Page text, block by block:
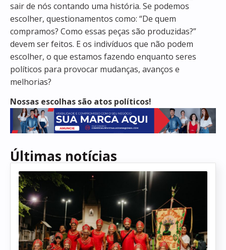
sair de nós contando uma história. Se podemos
escolher, questionamentos como: “De quem
compramos? Como essas peças são produzidas?”
devem ser feitos. E os indivíduos que não podem
escolher, o que estamos fazendo enquanto seres
políticos para provocar mudanças, avanços e
melhorias?
Nossas escolhas são atos políticos!
Últimas notícias